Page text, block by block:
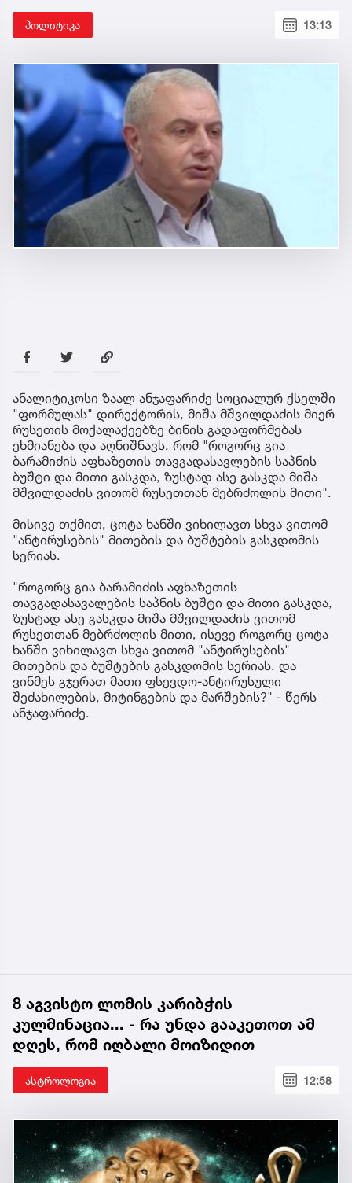
პოლიტიკა 13:13
ანალიტიკოსი ზაალ ანჯაფარიძე სოციალურ ქსელში
"ფორმულას" დირექტორის, მიშა მშვილდაძის მიერ
რუსეთის მოქალაქეებზე ბინის გადაფორმებას
ეხმიანება და აღნიშნავს, რომ "როგორც გია
ბარამიძის აფხაზეთის თავგადასავლების საპნის
ბუშტი და მითი გასკდა, ზუსტად ასე გასკდა მიშა
მშვილდაძის ვითომ რუსეთთან მებრძოლის მითი".
მისივე თქმით, ცოტა ხანში ვიხილავთ სხვა ვითომ
"ანტირუსების" მითების და ბუშტების გასკდომის
სერიას.
"როგორც გია ბარამიძის აფხაზეთის
თავგადასავალების საპნის ბუშტი და მითი გასკდა,
ზუსტად ასე გასკდა მიშა მშვილდაძის ვითომ
რუსეთთან მებრძოლის მითი, ისევე როგორც ცოტა
ხანში ვიხილავთ სხვა ვითომ "ანტირუსების"
მითების და ბუშტების გასკდომის სერიას. და
ვინმეს გჯერათ მათი ფსევდო-ანტირუსული
შეძახილების, მიტინგების და მარშების?" - წერს
ანჯაფარიძე.
8 აგვისტო ლომის კარიბჭის
კულმინაცია... - რა უნდა გააკეთოთ ამ
დღეს, რომ იღბალი მოიზიდით
ასტროლოგია 12:58